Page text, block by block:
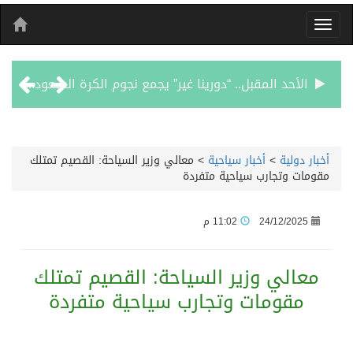
الأحد المقبل.. “دورينا غير” يجمع نجوم الكرة السعودية وتقنيات التحليل المتقدم
بدعم مغربي: مدرسة صيفية في القدس تمزج الحرف التقليدية بالذكاء الاصطناعي
الرئيس عبد الفتاح السيسى يستقبل ملك البحرين
أخبار دولية >أخبار سياحية > معالي وزير السياحة: القصيم تمتلك
مقومات وتجارب سياحية متفردة
24/12/2025
معالي وزير السياحة: القصيم تمتلك
مقومات وتجارب سياحية متفردة